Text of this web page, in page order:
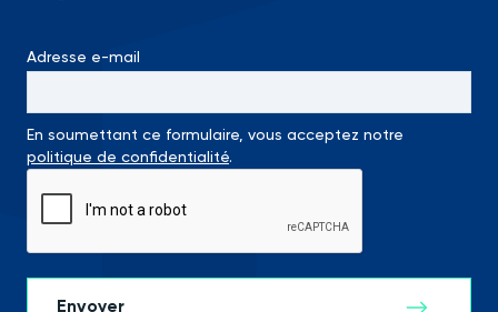
Adresse e-mail
En soumettant ce formulaire, vous acceptez notre
politique de confidentialité.